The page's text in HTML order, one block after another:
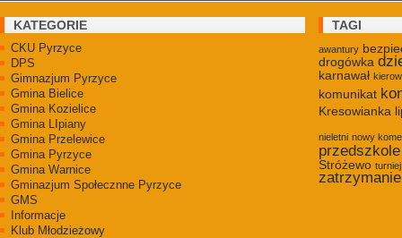
KATEGORIE
CKU Pyrzyce
DPS
Gimnazjum Pyrzyce
Gmina Bielice
Gmina Kozielice
Gmina LIpiany
Gmina Przelewice
Gmina Pyrzyce
Gmina Warnice
Gminazjum Społecznne Pyrzyce
GMS
Informacje
Klub Młodzieżowy
TAGI
awantury
drogówka
karnawał
komunikat
Kresowianka
nieletni nowy
przedszkole
Stróżewo turniej
zatrzymanie